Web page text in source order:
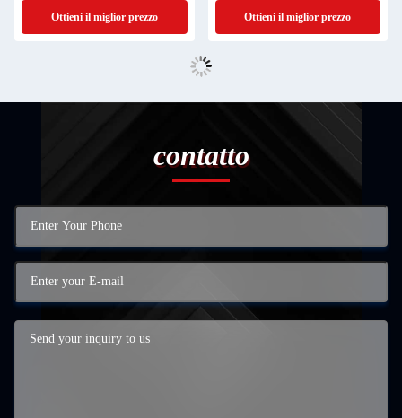
Ottieni il miglior prezzo Ottieni il miglior prezzo
contatto